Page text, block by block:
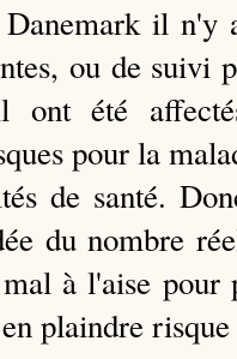
il n'y
ou de suivi
ont été
pour la
de santé.
du nombre
à l'aise pour
plaindre